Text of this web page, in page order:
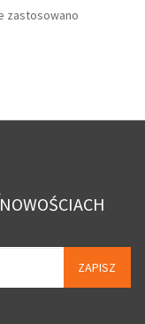
zastosowano
ZAPISZ